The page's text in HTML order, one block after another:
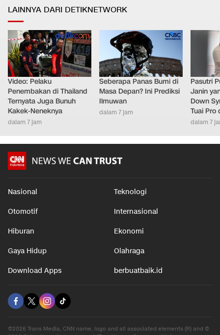
LAINNYA DARI DETIKNETWORK
Video: Pelaku
Penembakan di Thailand
Ternyata Juga Bunuh
Kakek-Neneknya
dalam 7 jam
Seberapa Panas Bumi di
Masa Depan? Ini Prediksi
Ilmuwan
dalam 7 jam
Pasutri
Janin
Down
Tuai Pro
dalam 7
Nasional Teknologi
Otomotif Internasional
Hiburan Ekonomi
Gaya Hidup Olahraga
Download Apps berbuatbaik.id
©2026 Trans Media, CNN name, logo and all associated elements (R) and ©